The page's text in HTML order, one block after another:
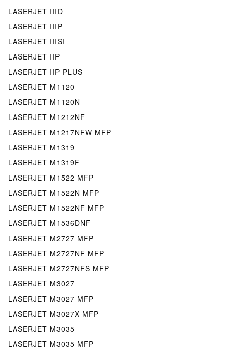
LASERJET IIID
LASERJET IIIP
LASERJET IIISI
LASERJET IIP
LASERJET IIP PLUS
LASERJET M1120
LASERJET M1120N
LASERJET M1212NF
LASERJET M1217NFW MFP
LASERJET M1319
LASERJET M1319F
LASERJET M1522 MFP
LASERJET M1522N MFP
LASERJET M1522NF MFP
LASERJET M1536DNF
LASERJET M2727 MFP
LASERJET M2727NF MFP
LASERJET M2727NFS MFP
LASERJET M3027
LASERJET M3027 MFP
LASERJET M3027X MFP
LASERJET M3035
LASERJET M3035 MFP